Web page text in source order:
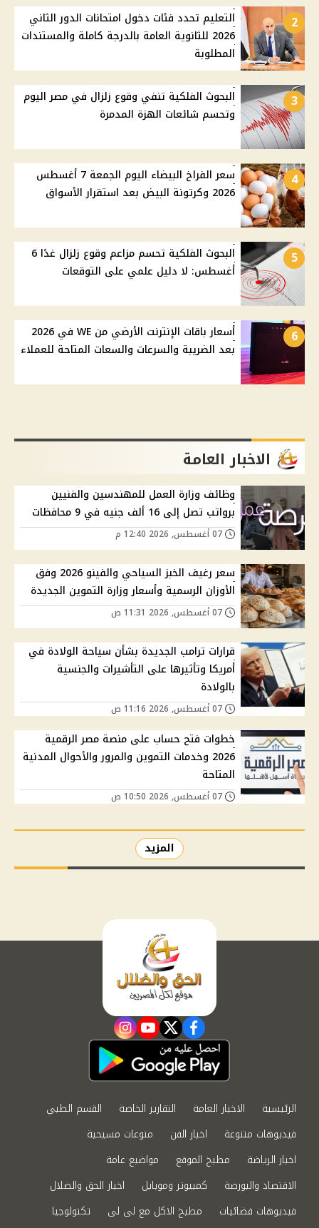
2
التعليم تحدد فئات دخول امتحانات الدور الثاني
2026 للثانوية العامة بالدرجة كاملة والمستندات
المطلوبة
3
البحوث الفلكية تنفي وقوع زلزال في مصر اليوم
وتحسم شائعات الهزة المدمرة
4
سعر الفراخ البيضاء اليوم الجمعة 7 أغسطس
2026 وكرتونة البيض بعد استقرار الأسواق
5
البحوث الفلكية تحسم مزاعم وقوع زلزال غدًا 6
أغسطس: لا دليل علمي على التوقعات
6
أسعار باقات الإنترنت الأرضي من WE في 2026
بعد الضريبة والسرعات والسعات المتاحة للعملاء
الاخبار العامة
وظائف وزارة العمل للمهندسين والفنيين
برواتب تصل إلى 16 ألف جنيه في 9 محافظات
سعر رغيف الخبز السياحي والفينو 2026 وفق
الأوزان الرسمية وأسعار وزارة التموين الجديدة
قرارات ترامب الجديدة بشأن سياحة الولادة في
أمريكا وتأثيرها على التأشيرات والجنسية
بالولادة
خطوات فتح حساب على منصة مصر الرقمية
2026 وخدمات التموين والمرور والأحوال المدنية
المتاحة
المزيد
facebook
twitter
youtube
instagram
الرئيسية الاخبار العامة التقارير الخاصة
القسم الطبي
فيديوهات متنوعة
اخبار الفن
منوعات مسيحية
اخبار الرياضة
مطبخ الموقع
مواضيع عامة
الاقتصاد والبورصة
كمبيوتر وموبايل
اخبار الحق والضلال
فيديوهات فضائيات
مطبخ الاكل مع لى لى
تكنولوجيا